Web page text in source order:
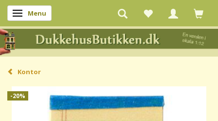
Skifte navigation
Menu
Kontor
-20%